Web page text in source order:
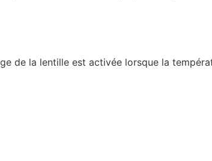
de la lentille est activée lorsque la